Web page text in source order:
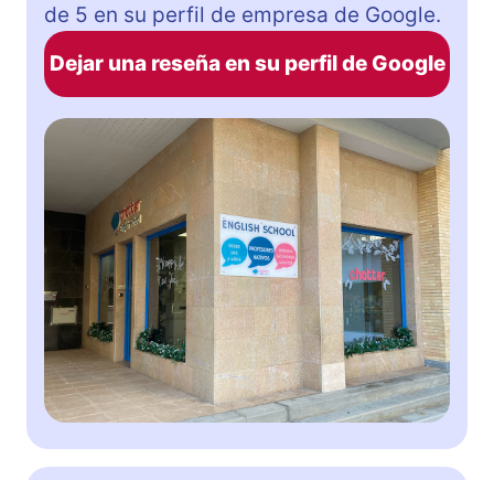
de 5 en su perfil de empresa de Google.
Dejar una reseña en su perfil de Google